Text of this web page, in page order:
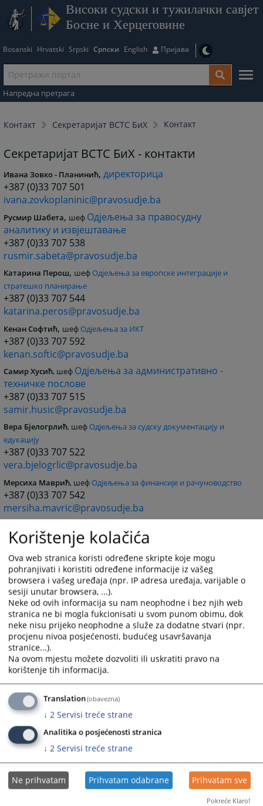
Високи судски и тужилачки савјет
Босне и Херцеговине
Bosanski Hrvatski Srpski Српски English Пријава
Напредна претрага
Контакт Секретаријат ВСТС БиХ Контакт
Секретаријат ВСТС БиХ - контакти
Ивана Зовко - Планинић,директорица
+387 (0)33 707 501
ivana.zovkoplaninic@pravosudje.ba
Русмир Шабета, шеф Одјељења за правосудну
аналитику и извјештавање
+387 (0)33 707 538
rusmir.sabeta@pravosudje.ba
Катарина Перош, шефОдјељења за европске интеграције и
стратешко планирање
+387 (0)33 707 544
katarina.peros@pravosudje.ba
Кенан Софтић, шефОдјељења за ИКТ
+387 (0)33 707 592
kenan.softic@pravosudje.ba
Самир Хусић, шеф Одјељења за административно -
техничке послове
+387 (0)33 707 515
samir.husic@pravosudje.ba
Вера Бјелогрлић, шефОдјељења за судску документацију и
едукацију
+387 (0)33 707 522
vera.bjelogrlic@pravosudje.ba
Мерсиха Маврић, шефОдјељења за финансије и рачуноводство
+387 (0)33 707 542
mersiha.mavric@pravosudje.ba
дисциплинске поступке и етику носилаца
правосудних функција
+387 (0)33 704 614
mirza.hadziomerovic@pravosudje.ba
Алмиса Зуловић Берхамовић
дисциплинске поступке и етику носилаца
правосудних функција
+387 (0)33 707 536
almisa.berhamovic@pravosudje.ba
Јасмин Чалија, шефОдјељења за именовање и напредовање
+387 (0)33 707 560
jasmin.calija@pravosudje.ba
Весна Пирија, шефОдјељења за провођење поступка
по извјештајима
+387 (0)33 704 629
vesna.pirija@pravosudje.ba
Ана Билић, шефОдјељења за унапређење ефикасности и
квалитета рада у судовима
+387 (0)33 707 553
Korištenje kolačića
Ova web stranica koristi određene skripte koje mogu
pohranjivati i koristiti određene informacije iz vašeg
browsera i vašeg uređaja (npr. IP adresa uređaja, varijable o
sesiji unutar browsera, ...).
Neke od ovih informacija su nam neophodne i bez njih web
stranica ne bi mogla fukcionisati u svom punom obimu, dok
neke nisu prijeko neophodne a služe za dodatne stvari (npr.
procjenu nivoa posjećenosti, budućeg usavršavanja
stranice...).
Na ovom mjestu možete dozvoliti ili uskratiti pravo na
korištenje tih informacija.
Translation(obavezna)
↓ 2 Servisi treće strane
Analitika o posjećenosti stranica
↓ 2 Servisi treće strane
Ne prihvatam Prihvatam odabrane Prihvatam sve
Pokreće Klaro!